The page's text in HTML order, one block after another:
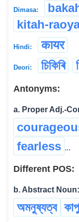
Dimasa:
kitah-
Hindi: कायर
Deori: চিকিৰি
Antonyms:
a. Proper Adj.-
fearless ...
Different POS:
b. Abstract Noun:
অমনুষ্যত্ব